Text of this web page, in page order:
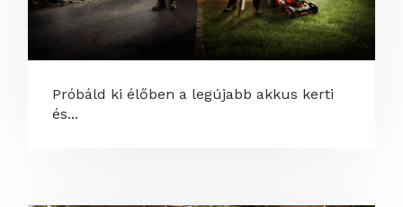
Próbáld ki élőben a legújabb akkus kerti
és...